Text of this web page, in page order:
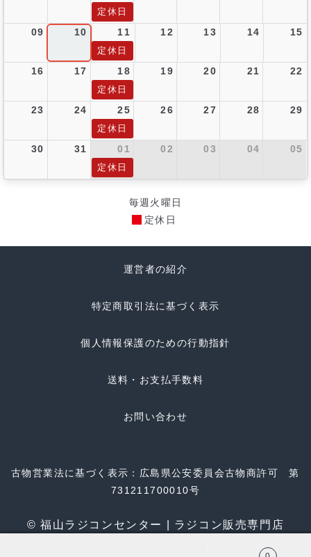
定休日
09 10 11 12 13 14 15
定休日
16 17 18 19 20 21 22
定休日
23 24 25 26 27 28 29
定休日
30 31 01 02 03 04 05
定休日
毎週火曜日
定休日
運営者の紹介
特定商取引法に基づく表示
個人情報保護のための行動指針
送料・お支払手数料
お問い合わせ
古物営業法に基づく表示：広島県公安委員会古物商許可 第
731211700010号
© 福山ラジコンセンター | ラジコン販売専門店